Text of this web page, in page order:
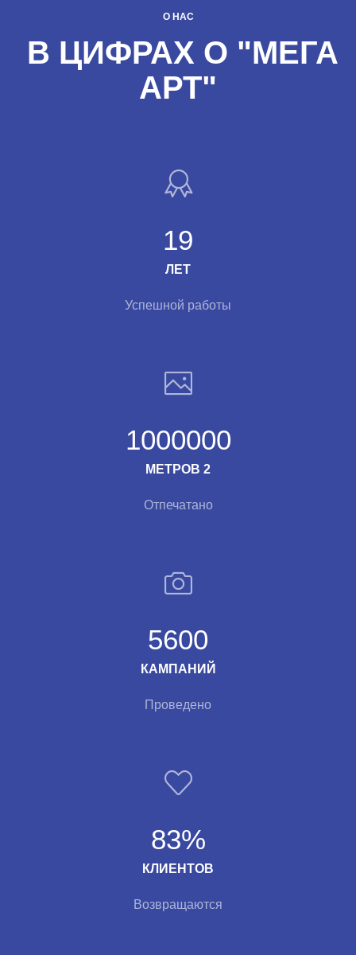
О НАС
В ЦИФРАХ О "МЕГА
АРТ"
19
ЛЕТ
Успешной работы
1000000
МЕТРОВ 2
Отпечатано
5600
КАМПАНИЙ
Проведено
83%
КЛИЕНТОВ
Возвращаются